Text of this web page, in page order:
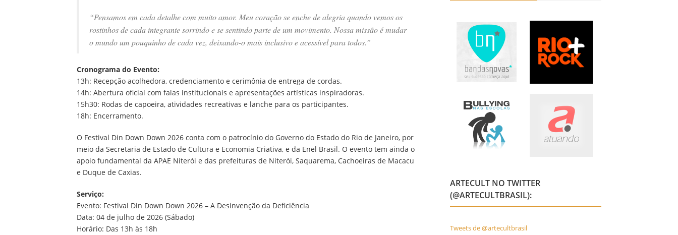
“Pensamos em cada detalhe com muito amor. Meu coração se enche de alegria quando vemos os
rostinhos de cada integrante sorrindo e se sentindo parte de um movimento. Nossa missão é mudar
o mundo um pouquinho de cada vez, deixando-o mais inclusivo e acessível para todos.”
Cronograma do Evento:
13h: Recepção acolhedora, credenciamento e cerimônia de entrega de cordas.
14h: Abertura oficial com falas institucionais e apresentações artísticas inspiradoras.
15h30: Rodas de capoeira, atividades recreativas e lanche para os participantes.
18h: Encerramento.
O Festival Din Down Down 2026 conta com o patrocínio do Governo do Estado do Rio de Janeiro, por
meio da Secretaria de Estado de Cultura e Economia Criativa, e da Enel Brasil. O evento tem ainda o
apoio fundamental da APAE Niterói e das prefeituras de Niterói, Saquarema, Cachoeiras de Macacu
e Duque de Caxias.
Serviço:
Evento: Festival Din Down Down 2026 – A Desinvenção da Deficiência
Data: 04 de julho de 2026 (Sábado)
Horário: Das 13h às 18h
ARTECULT NO TWITTER
(@ARTECULTBRASIL):
Tweets de @artecultbrasil